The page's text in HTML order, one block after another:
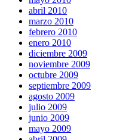
abril 2010
marzo 2010
febrero 2010
enero 2010
diciembre 2009
noviembre 2009
octubre 2009
septiembre 2009
agosto 2009
julio 2009
junio 2009
mayo 2009